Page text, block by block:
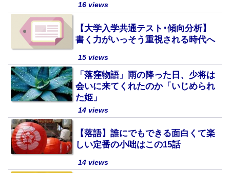
16 views
【大学入学共通テスト･傾向分析】
書く力がいっそう重視される時代へ
15 views
「落窪物語」雨の降った日、少将は
会いに来てくれたのか「いじめられ
た姫」
14 views
【落語】誰にでもできる面白くて楽
しい定番の小咄はこの15話
14 views